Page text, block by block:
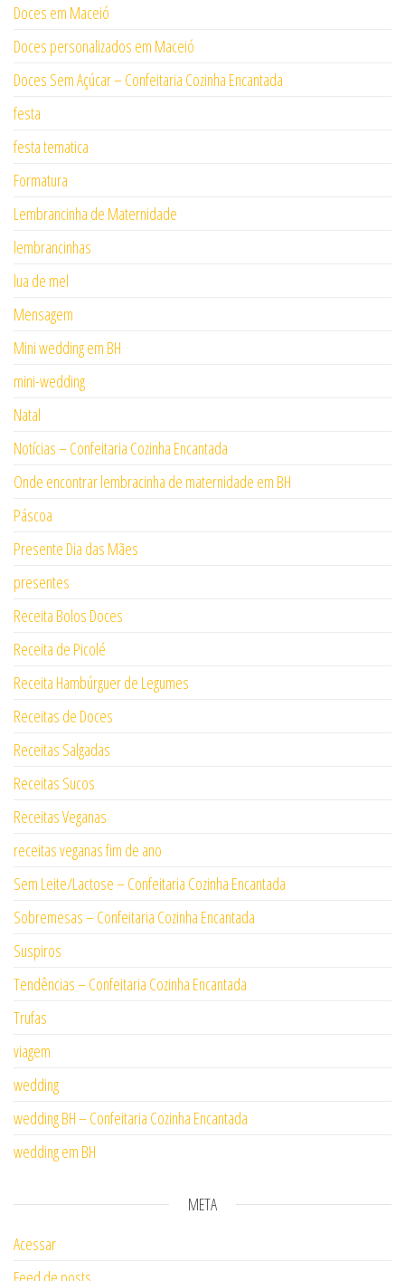
Doces em Maceió
Doces personalizados em Maceió
Doces Sem Açúcar – Confeitaria Cozinha Encantada
festa
festa tematica
Formatura
Lembrancinha de Maternidade
lembrancinhas
lua de mel
Mensagem
Mini wedding em BH
mini-wedding
Natal
Notícias – Confeitaria Cozinha Encantada
Onde encontrar lembracinha de maternidade em BH
Páscoa
Presente Dia das Mães
presentes
Receita Bolos Doces
Receita de Picolé
Receita Hambúrguer de Legumes
Receitas de Doces
Receitas Salgadas
Receitas Sucos
Receitas Veganas
receitas veganas fim de ano
Sem Leite/Lactose – Confeitaria Cozinha Encantada
Sobremesas – Confeitaria Cozinha Encantada
Suspiros
Tendências – Confeitaria Cozinha Encantada
Trufas
viagem
wedding
wedding BH – Confeitaria Cozinha Encantada
wedding em BH
META
Acessar